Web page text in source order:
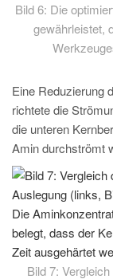
Bild 6: Die
gewährleistet,
Eine Reduzierung
richtete die
die unteren
Amin durchströmt
Bild 7: